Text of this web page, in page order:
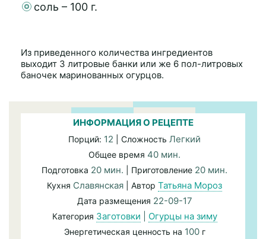
соль – 100 г.
Из приведенного количества ингредиентов
выходит 3 литровые банки или же 6 пол-литровых
баночек маринованных огурцов.
ИНФОРМАЦИЯ О РЕЦЕПТЕ
Порций: 12 | Сложность Легкий
Общее время 40 мин.
Подготовка 20 мин. | Приготовление 20 мин.
Кухня Славянская | Автор Татьяна Мороз
Дата размещения 22-09-17
Категория Заготовки Огурцы на зиму
Энергетическая ценность на 100г